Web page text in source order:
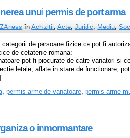
unui permis de port arma
înAchizitii ,Acte ,Juridic Mediu ,
categorii de persoane fizice ce pot fi
de cetatenie romana;
pot fi procurate de catre vanatori si
letale, aflate in stare de functionare,
, permis arme de vanatoare, permis arme
o inmormantare